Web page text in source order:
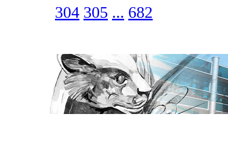
304 305 ... 682